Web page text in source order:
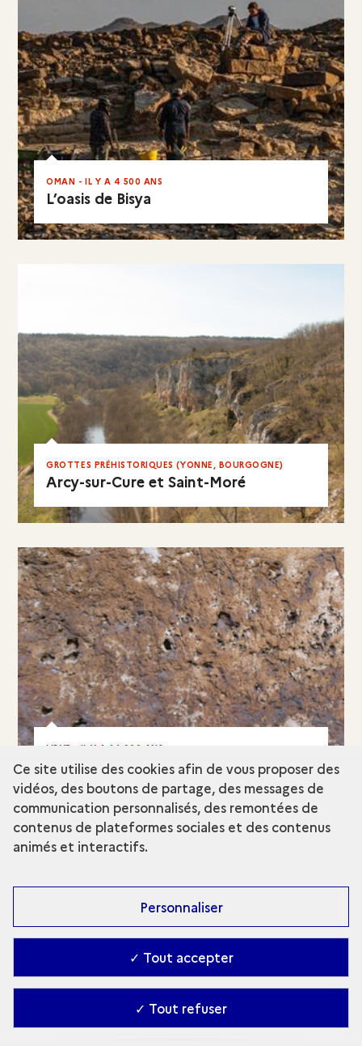
L’oasis de Bisya
OMAN - IL Y A 4 500 ANS
EN RÉSUMÉ
Arcy-sur-Cure et Saint-Moré
GROTTES PRÉHISTORIQUES (YONNE, BOURGOGNE)
EN RÉSUMÉ
Sites préhistoriques de Cyrénaïque
LIBYE - IL Y A 14 000 ANS
EN RÉSUMÉ
YÉMEN - IL Y A 2 500 ANS
Ce site utilise des cookies afin de vous proposer des
vidéos, des boutons de partage, des messages de
communication personnalisés, des remontées de
contenus de plateformes sociales et des contenus
animés et interactifs.
Personnaliser
✓ Tout accepter
✓ Tout refuser